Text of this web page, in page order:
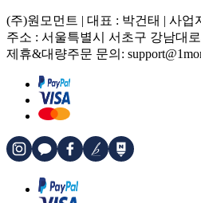
(주)원모먼트 | 대표 : 박건태 | 사업
주소 : 서울특별시 서초구 강남대
제휴&대량주문 문의: